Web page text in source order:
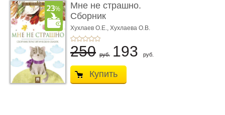
Мне не страшно.
Сборник
терапевтических
сказо� ...
Хухлаев О.Е., Хухлаева О.В.
250 руб. 193 руб.
Купить